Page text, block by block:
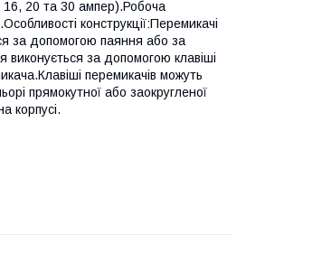
16, 20 та 30 ампер).Робоча
конструкції:Перемикачі
за допомогою паяння або за
за допомогою клавіші
перемикачів можуть
прямокутної або заокругленої
корпусі.